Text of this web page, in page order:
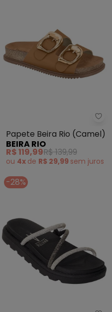
Papete Beira Rio (Camel)
BEIRA RIO
R$ 119,99R$ 139,99
ou 4x de R$ 29,99 sem juros
-28%